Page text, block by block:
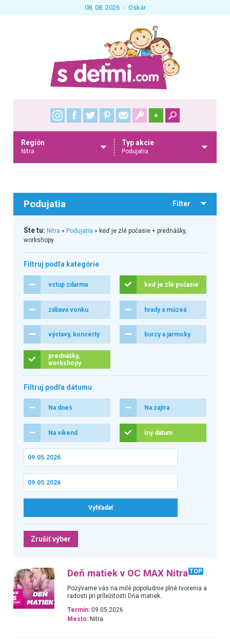
08. 08. 2026 Oskár
+
Región
Nitra
Typ akcie
Podujatia
Podujatia Filter
Ste tu: Nitra » Podujatia » keď je zlé počasie + prednášky,
workshopy
Filtruj podľa kategórie
vstup zdarma keď je zlé počasie
zábava vonku hrady a múzeá
výstavy, koncerty burzy a jarmoky
prednášky,
workshopy
Filtruj podľa dátumu
Na dnes Na zajtra
Na víkend Iný dátum
Zrušiť výber
Deň matiek v OC MAX Nitra TOP
Pozývame vás na milé popoludnie plné tvorenia a
radosti pri príležitosti Dňa matiek.
Termín: 09.05.2026
Mesto: Nitra